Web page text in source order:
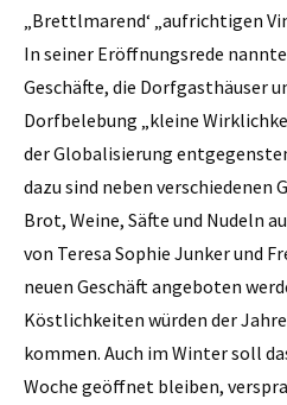
„Brettlmarend‘ „aufrichtigen
In seiner Eröffnungsrede
Geschäfte, die Dorfgasthäuser
Dorfbelebung „kleine
der Globalisierung
dazu sind neben verschiedenen
Brot, Weine, Säfte und Nudeln
von Teresa Sophie Junker und
neuen Geschäft angeboten
Köstlichkeiten würden der
kommen. Auch im Winter soll
Woche geöffnet bleiben,